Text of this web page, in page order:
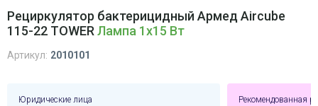
Рециркулятор бактерицидный Армед Aircube
115-22 TOWER Лампа 1х15 Вт
Артикул: 2010101
Юридические лица Рекомендованная